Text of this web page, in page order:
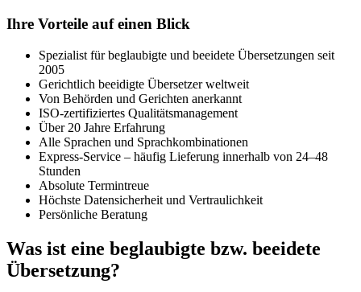
Ihre Vorteile auf einen Blick
Spezialist für beglaubigte und beeidete Übersetzungen seit
2005
Gerichtlich beeidigte Übersetzer weltweit
Von Behörden und Gerichten anerkannt
ISO-zertifiziertes Qualitätsmanagement
Über 20 Jahre Erfahrung
Alle Sprachen und Sprachkombinationen
Express-Service – häufig Lieferung innerhalb von 24–48
Stunden
Absolute Termintreue
Höchste Datensicherheit und Vertraulichkeit
Persönliche Beratung
Was ist eine beglaubigte bzw. beeidete
Übersetzung?